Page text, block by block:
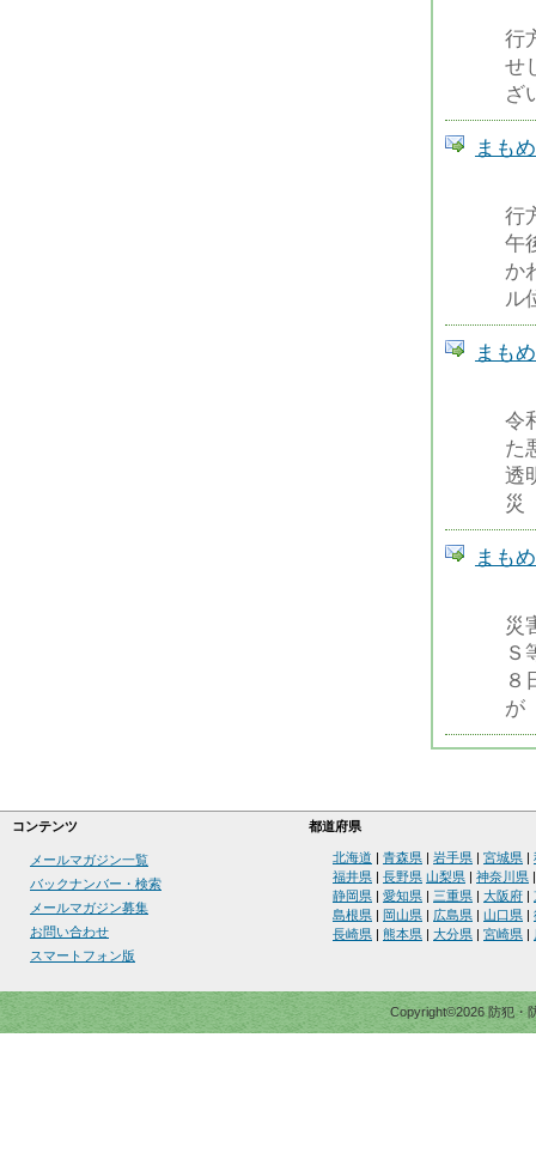
行
せ
ざ
まも
行
午
か
ル
まも
令
た
透
災
まも
災
Ｓ
８
が
コンテンツ 都道府県
メールマガジン一覧
バックナンバー・検索
メールマガジン募集
お問い合わせ
スマートフォン版
北海道 青森県 岩手県 宮城県
福井県
長野県 山梨県 神奈川県
静岡県
愛知県 三重県 大阪府
島根県
岡山県 広島県 山口県
長崎県
熊本県 大分県 宮崎県
Copyright©2026 防犯・